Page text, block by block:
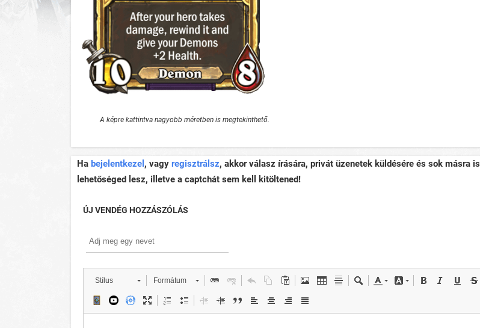
A képre kattintva nagyobb méretben is megtekinthető.
Ha bejelentkezel , vagy regisztrálsz, akkor válasz írására, privát üzenetek küldésére és sok másra is
lehetőséged lesz, illetve a captchát sem kell kitöltened!
ÚJ VENDÉG HOZZÁSZÓLÁS
Stílus Formátum